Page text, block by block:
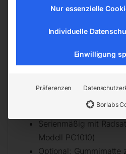
Hohe Verdichtung
Bedienung
granularem und
warmen / kaltem
Serienmäßig mit
Modell PC1010)
Optional: Gummimatte
Nur essenzielle
Individuelle
Einwilligung
Präferenzen
Borlabs